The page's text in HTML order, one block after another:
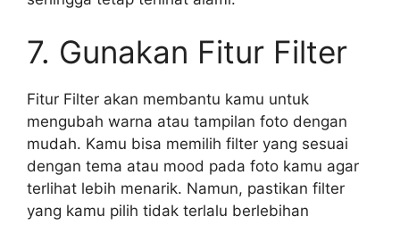
7. Gunakan Fitur Filter
Fitur Filter akan membantu kamu untuk
mengubah warna atau tampilan foto dengan
mudah. Kamu bisa memilih filter yang sesuai
dengan tema atau mood pada foto kamu agar
terlihat lebih menarik. Namun, pastikan filter
yang kamu pilih tidak terlalu berlebihan